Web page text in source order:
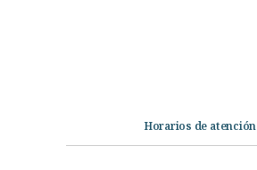
Horarios de atención